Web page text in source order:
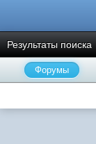
Результаты поиска
Форумы